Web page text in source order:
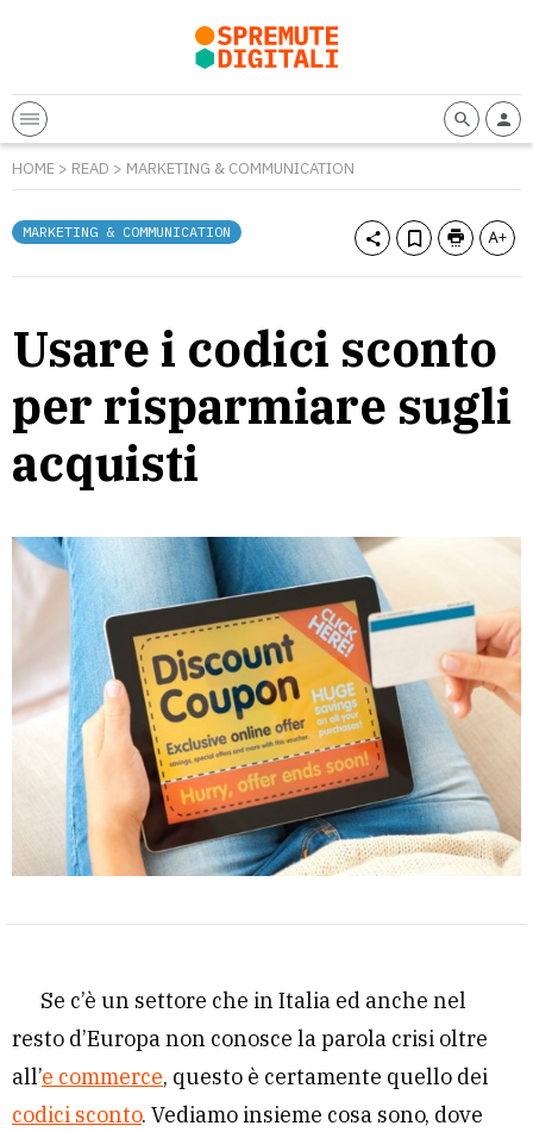
HOME > READ > MARKETING & COMMUNICATION
MARKETING & COMMUNICATION
Usare i codici sconto
per risparmiare sugli
acquisti
Se c’è un settore che in Italia ed anche nel
resto d’Europa non conosce la parola crisi oltre
all’e commerce, questo è certamente quello dei
codici sconto. Vediamo insieme cosa sono, dove